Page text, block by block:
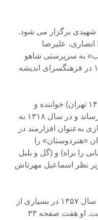
شهیدی برگزار می شود.
انصاری، علیرضا
به سرپرستی شاهو
عندلیبی با آواز علی جهاندار در روز جمعه ۲۳ اردیبهشت ۱۴۰۱، ساعت۱۷ در فرهنگسرای اندیشه
عبدالوهاب شهیدی (زاده ۱مهر ۱۳۰۱ میمه – درگذشته ۲۰ اردیبهشت ۱۴۰۰ تهران) خواننده و
نوازنده عود تحصیلات ابتدایی را در زادگاهش و بقیه را در تهران به پایان رساند و در سال ۱۳۱۸ به
پایان خدمت سربازی به‌عنوان افزارمند در
۱۳۲۲ در گروهی که عنوان «هنردوستان» را
را براه) و (گل و بلبل
نظر اسماعیل مهرتاش
وی در سال ۱۳۳۹ همکاری خود را در رادیو با برنامه «گلها» آغاز کرد و تا سال ۱۳۵۷ در بسیاری از
این برنامه‌ها شرکت جست و در این مدت آثار زیادی از خود برجای گذاشت. او هفت صفحه ۳۳